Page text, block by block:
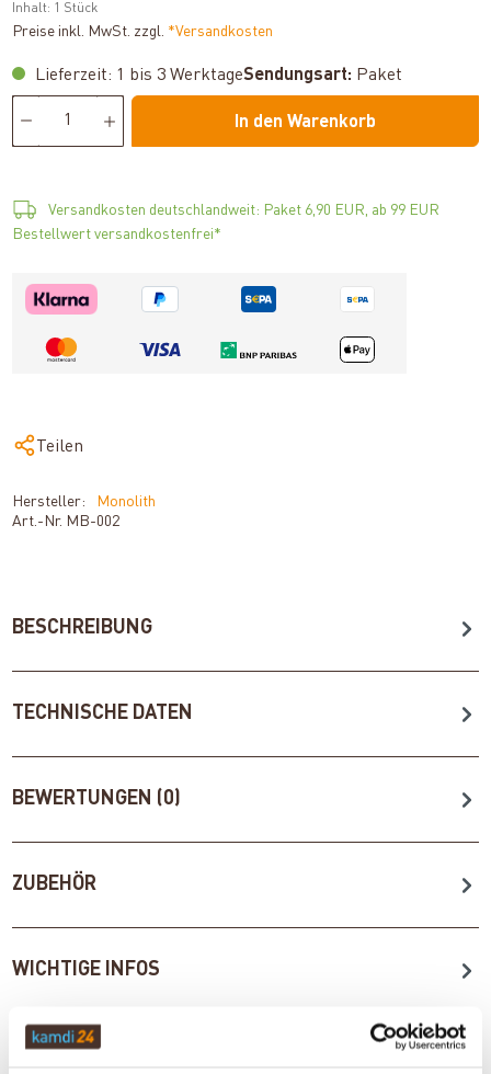
Inhalt: 1 Stück
Preise inkl. MwSt. zzgl. *Versandkosten
Lieferzeit: 1 bis 3 WerktageSendungsart: Paket
In den Warenkorb
Versandkosten deutschlandweit: Paket 6,90 EUR, ab 99 EUR
Bestellwert versandkostenfrei*
Teilen
Hersteller:
Monolith
Art.-Nr. MB-002
BESCHREIBUNG
TECHNISCHE DATEN
BEWERTUNGEN (0)
ZUBEHÖR
WICHTIGE INFOS